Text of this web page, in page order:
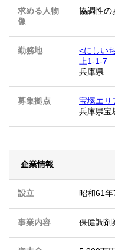
求める人物
像
協調性の
勤務地
<にしい
上1-1-7
兵庫県
募集拠点
宝塚エリ
兵庫県宝
企業情報
設立 昭和61年
事業内容 保健調剤